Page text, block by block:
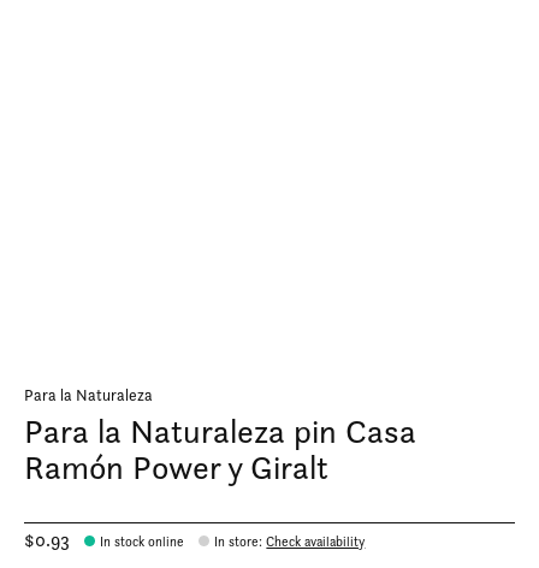
Para la Naturaleza
Para la Naturaleza pin Casa
Ramón Power y Giralt
$0.93 In stock online In store:Check availability